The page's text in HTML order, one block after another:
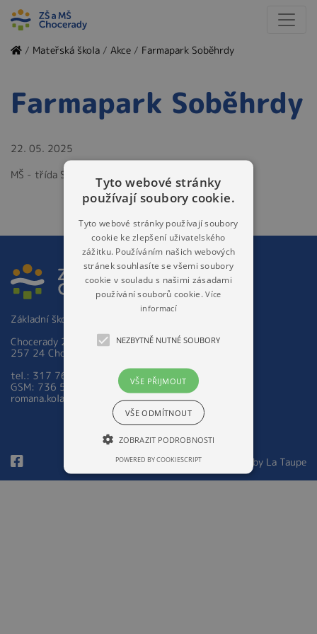
/ Mateřská škola / Akce / Farmapark Soběhrdy
Farmapark Soběhrdy
22. 05. 2025
MŠ - třída Sluníčko
Základní škola a Mateřská škola Chocerady 267
Chocerady 267
257 24 Chocerady
tel.: 317 763 521
GSM: 736 535 973
romana.kolarova@zsmschocerady.cz
© 2026 Design by La Taupe
Tyto webové stránky
používají soubory cookie.
Tyto webové stránky používají soubory
cookie ke zlepšení uživatelského
zážitku. Používáním našich webových
stránek souhlasíte se všemi soubory
cookie v souladu s našimi zásadami
používání souborů cookie.Více
informací
NEZBYTNĚ NUTNÉ SOUBORY
VŠE PŘIJMOUT
VŠE ODMÍTNOUT
ZOBRAZIT PODROBNOSTI
POWERED BY COOKIESCRIPT